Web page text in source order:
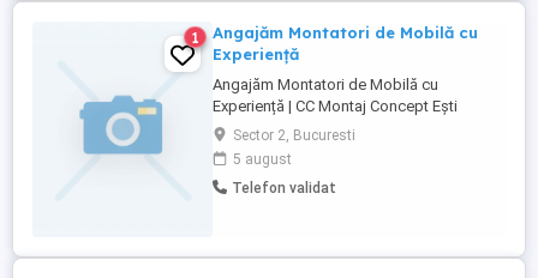
1
Angajăm Montatori de Mobilă cu
Experiență
Angajăm Montatori de Mobilă cu
Experiență | CC Montaj Concept Ești
pasionat de detalii, lucrezi curat și vrei să
faci parte dintr-o echipă care îți apreciază
corect munca? CC Montaj Concept își
extinde echipa! Căutăm colegi serioși,
Sector 2, Bucuresti
5 august
Telefon validat